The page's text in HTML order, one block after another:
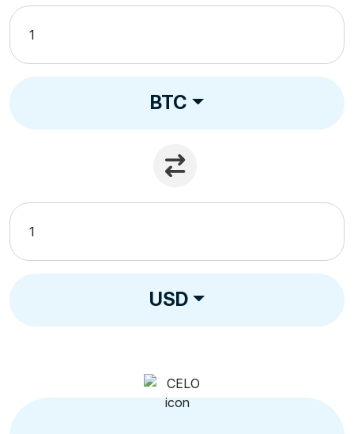
BTC
USD